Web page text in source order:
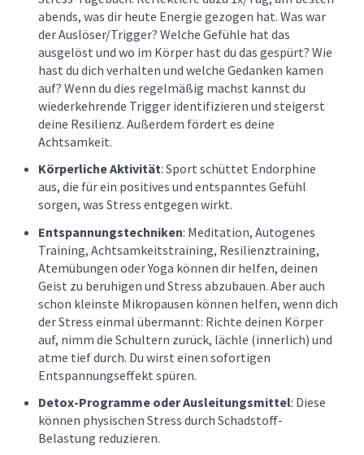
abends, was dir heute Energie gezogen hat. Was war
der Auslöser/Trigger? Welche Gefühle hat das
ausgelöst und wo im Körper hast du das gespürt? Wie
hast du dich verhalten und welche Gedanken kamen
auf? Wenn du dies regelmäßig machst kannst du
wiederkehrende Trigger identifizieren und steigerst
deine Resilienz. Außerdem fördert es deine
Achtsamkeit.
Körperliche Aktivität: Sport schüttet Endorphine
aus, die für ein positives und entspanntes Gefühl
sorgen, was Stress entgegen wirkt.
Entspannungstechniken: Meditation, Autogenes
Training, Achtsamkeitstraining, Resilienztraining,
Atemübungen oder Yoga können dir helfen, deinen
Geist zu beruhigen und Stress abzubauen. Aber auch
schon kleinste Mikropausen können helfen, wenn dich
der Stress einmal übermannt: Richte deinen Körper
auf, nimm die Schultern zurück, lächle (innerlich) und
atme tief durch. Du wirst einen sofortigen
Entspannungseffekt spüren.
Detox-Programme oder Ausleitungsmittel: Diese
können physischen Stress durch Schadstoff-
Belastung reduzieren.